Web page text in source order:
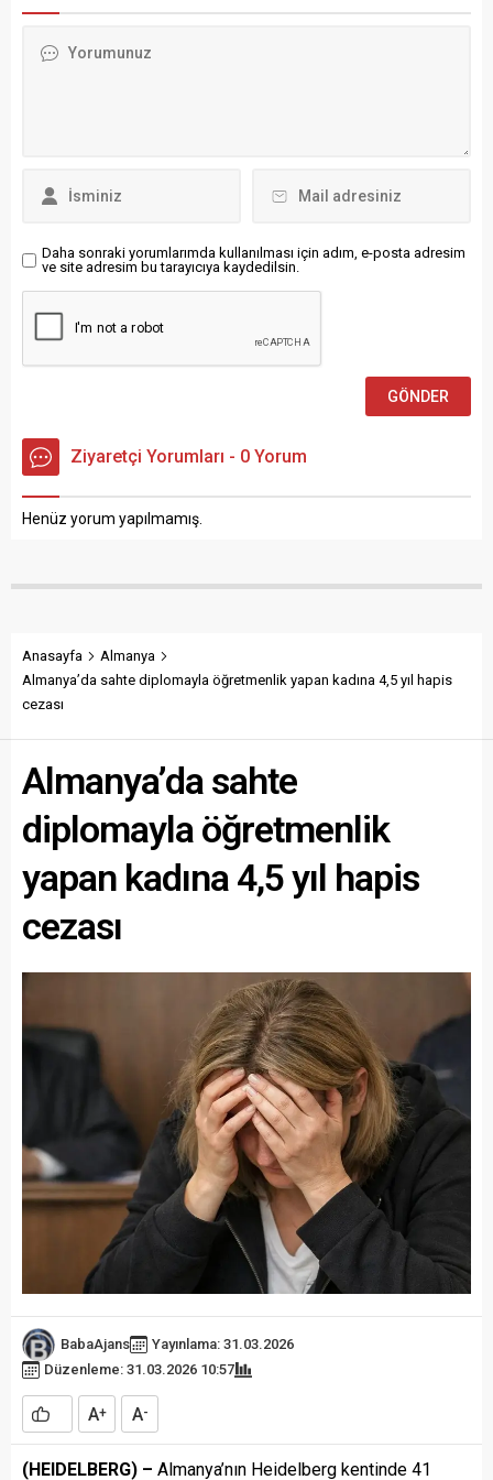
milyonlarca kişi alternatif
grev toplu sözleşme
saatlik uyarı grevi, ülkenin
15...
Daha sonraki yorumlarımda kullanılması için adım, e-posta adresim
ve site adresim bu tarayıcıya kaydedilsin.
Ziyaretçi Yorumları - 0 Yorum
Henüz yorum yapılmamış.
Anasayfa
Almanya
Almanya’da sahte diplomayla öğretmenlik yapan kadına 4,5 yıl hapis
cezası
Almanya’da sahte
diplomayla öğretmenlik
yapan kadına 4,5 yıl hapis
cezası
BabaAjans
Yayınlama: 31.03.2026
Düzenleme: 31.03.2026 10:57
A+ A-
(HEIDELBERG) – Almanya’nın Heidelberg kentinde 41